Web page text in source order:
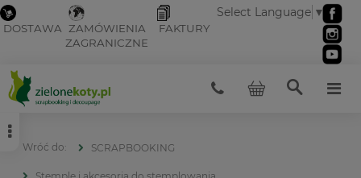
DOSTAWA ZAMÓWIENIA
ZAGRANICZNE
FAKTURY
Select Language ▼
SCRAPBOOKING